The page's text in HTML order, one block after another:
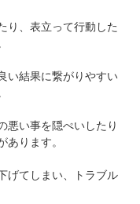
り、表立って行動した
い結果に繋がりやすい
悪い事を隠ぺいしたり
あります。
げてしまい、トラブル